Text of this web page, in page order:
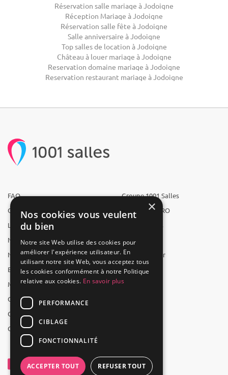
Réservation salle mariage à Jodoigne
Réception Mariage à Jodoigne
Réservation salle fête à Jodoigne
Salle anniversaire à Jodoigne
Top salles de location à Jodoigne
Château à louer mariage à Jodoigne
Reservation domaine mariage à Jodoigne
Reservation restaurant mariage à Jodoigne
FAQ
Qui sommes-nous ?
L'équipe
Nous recrutons
Nos partenaires
Espace presse
Mentions légales
CGV
CGU
Contact
Groupe 1001 Salles
1001 Salles PRO
1001 Traiteurs
1001 Artistes
Reserverunbar
MP2
×
Nos cookies vous veulent
du bien
Notre site Web utilise des cookies pour
améliorer l'expérience utilisateur. En
utilisant notre site Web, vous acceptez tous
les cookies conformément à notre Politique
relative aux cookies. En savoir plus
PERFORMANCE
CIBLAGE
FONCTIONNALITÉ
ACCEPTER TOUT REFUSER TOUT